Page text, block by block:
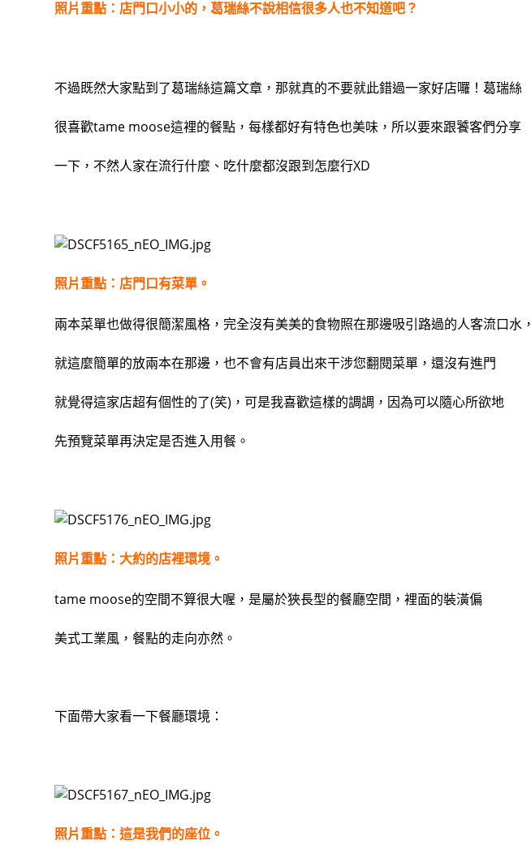
照片重點： 店門口小小的，葛瑞絲不說相信很多人也不知道吧？
不過既然大家點到了葛瑞絲這篇文章，那就真的不要就此錯過一家好店囉！葛瑞絲
很喜歡tame moose這裡的餐點，每樣都好有特色也美味，所以要來跟饕客們分享
一下，不然人家在流行什麼、吃什麼都沒跟到怎麼行XD
照片重點：店門口有菜單。
兩本菜單也做得很簡潔風格，完全沒有美美的食物照在那邊吸引路過的人客流口水，
就這麼簡單的放兩本在那邊，也不會有店員出來干涉您翻閱菜單，還沒有進門
就覺得這家店超有個性的了(笑)，可是我喜歡這樣的調調，因為可以隨心所欲地
先預覽菜單再決定是否進入用餐。
照片重點：大約的店裡環境。
tame moose的空間不算很大喔，是屬於狹長型的餐廳空間，裡面的裝潢偏
美式工業風，餐點的走向亦然。
下面帶大家看一下餐廳環境：
照片重點：這是我們的座位。